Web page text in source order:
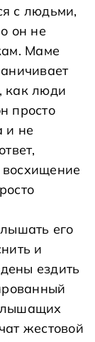
с людьми,
он не
Маме
как люди
просто
и не
его
и
ездить
жестовой